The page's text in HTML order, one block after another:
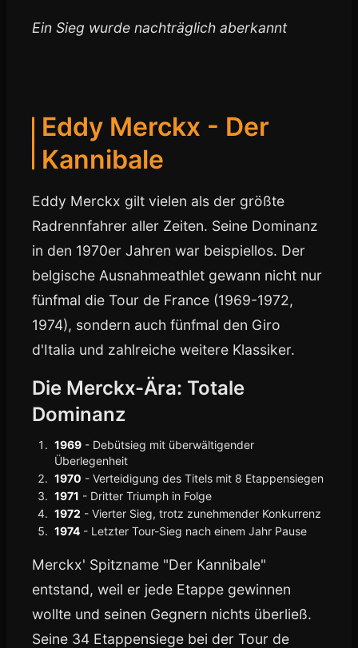
Ein Sieg wurde nachträglich aberkannt
Eddy Merckx - Der
Kannibale
Eddy Merckx gilt vielen als der größte
Radrennfahrer aller Zeiten. Seine Dominanz
in den 1970er Jahren war beispiellos. Der
belgische Ausnahmeathlet gewann nicht nur
fünfmal die Tour de France (1969-1972,
1974), sondern auch fünfmal den Giro
d'Italia und zahlreiche weitere Klassiker.
Die Merckx-Ära: Totale
Dominanz
1969 - Debütsieg mit überwältigender
Überlegenheit
1970 - Verteidigung des Titels mit 8 Etappensiegen
1971 - Dritter Triumph in Folge
1972 - Vierter Sieg, trotz zunehmender Konkurrenz
1974 - Letzter Tour-Sieg nach einem Jahr Pause
Merckx' Spitzname "Der Kannibale"
entstand, weil er jede Etappe gewinnen
wollte und seinen Gegnern nichts überließ.
Seine 34 Etappensiege bei der Tour de